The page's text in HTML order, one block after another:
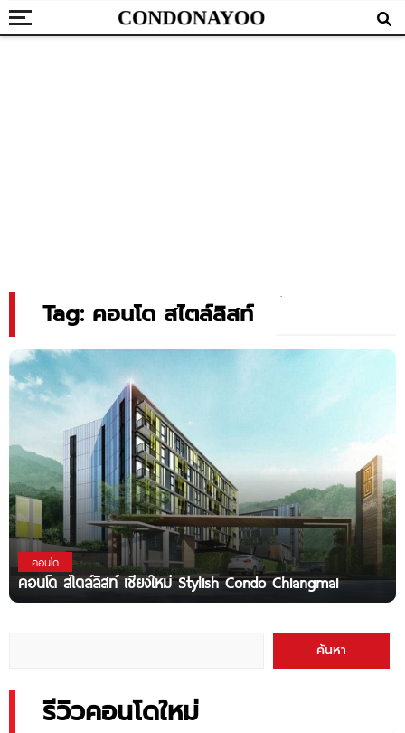
Tag: คอนโด สไตล์ลิสท์
คอนโด
คอนโด สไตล์ลิสท์ เชียงใหม่ Stylish Condo Chiangmai
ค้นหา
รีวิวคอนโดใหม่